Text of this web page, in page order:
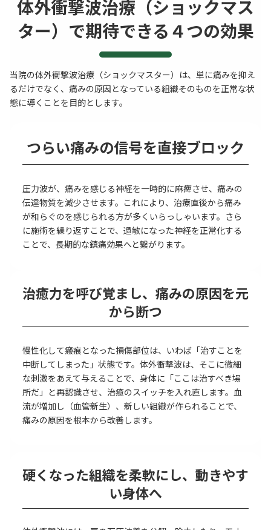
体外衝撃波治療（ショックマス
ター）で期待できる４つの効果
当院の体外衝撃波治療（ショックマスター）は、単に痛みを抑え
るだけでなく、痛みの原因となっている組織そのものを正常な状
態に導くことを目的とします。
つらい痛みの信号を直接ブロック
圧力波が、痛みを感じる神経を一時的に麻痺させ、痛みの
伝達物質を減少させます。これにより、治療直後から痛み
が和らぐのを感じられる方が多くいらっしゃいます。さら
に施術を繰り返すことで、過敏になった神経を正常化する
ことで、長期的な鎮痛効果へと繋がります。
治癒力を呼び覚まし、痛みの原因を元
から断つ
慢性化して瘢痕となった損傷部位は、いわば「治すことを
中断してしまった」状態です。体外衝撃波は、そこに微細
な刺激をあえて与えることで、身体に「ここは治すべき場
所だ」と再認識させ、治癒のスイッチを入れ直します。血
流が増加し（血管新生）、新しい組織が作られることで、
痛みの原因を根本から改善します。
硬くなった組織を柔軟にし、動きやす
い身体へ